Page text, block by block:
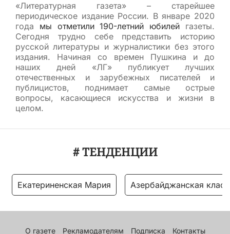
«Литературная газета» – старейшее
периодическое издание России. В январе 2020
года мы отметили 190-летний юбилей газеты.
Сегодня трудно себе представить историю
русской литературы и журналистики без этого
издания. Начиная со времен Пушкина и до
наших дней «ЛГ» публикует лучших
отечественных и зарубежных писателей и
публицистов, поднимает самые острые
вопросы, касающиеся искусства и жизни в
целом.
# ТЕНДЕНЦИИ
Екатериненская Мария Азербайджанская
О газете Рекламодателям Подписка Контакты